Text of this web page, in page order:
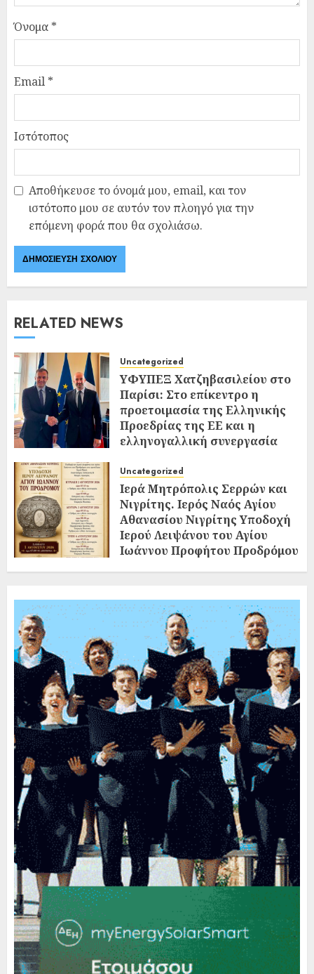
Όνομα *
Email *
Ιστότοπος
Αποθήκευσε το όνομά μου, email, και τον
ιστότοπο μου σε αυτόν τον πλοηγό για την
επόμενη φορά που θα σχολιάσω.
RELATED NEWS
Uncategorized
ΥΦΥΠΕΞ Χατζηβασιλείου στο
Παρίσι: Στο επίκεντρο η
προετοιμασία της Ελληνικής
Προεδρίας της ΕΕ και η
ελληνογαλλική συνεργασία
Uncategorized
Ιερά Μητρόπολις Σερρών και
Νιγρίτης. Ιερός Ναός Αγίου
Αθανασίου Νιγρίτης Υποδοχή
Ιερού Λειψάνου του Αγίου
Ιωάννου Προφήτου Προδρόμου